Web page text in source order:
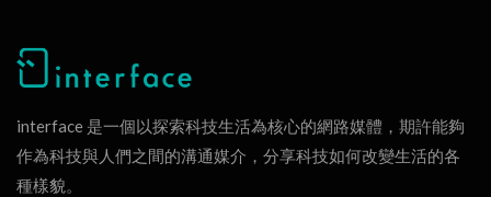
interface 是一個以探索科技生活為核心的網路媒體，期許能夠
作為科技與人們之間的溝通媒介，分享科技如何改變生活的各
種樣貌。